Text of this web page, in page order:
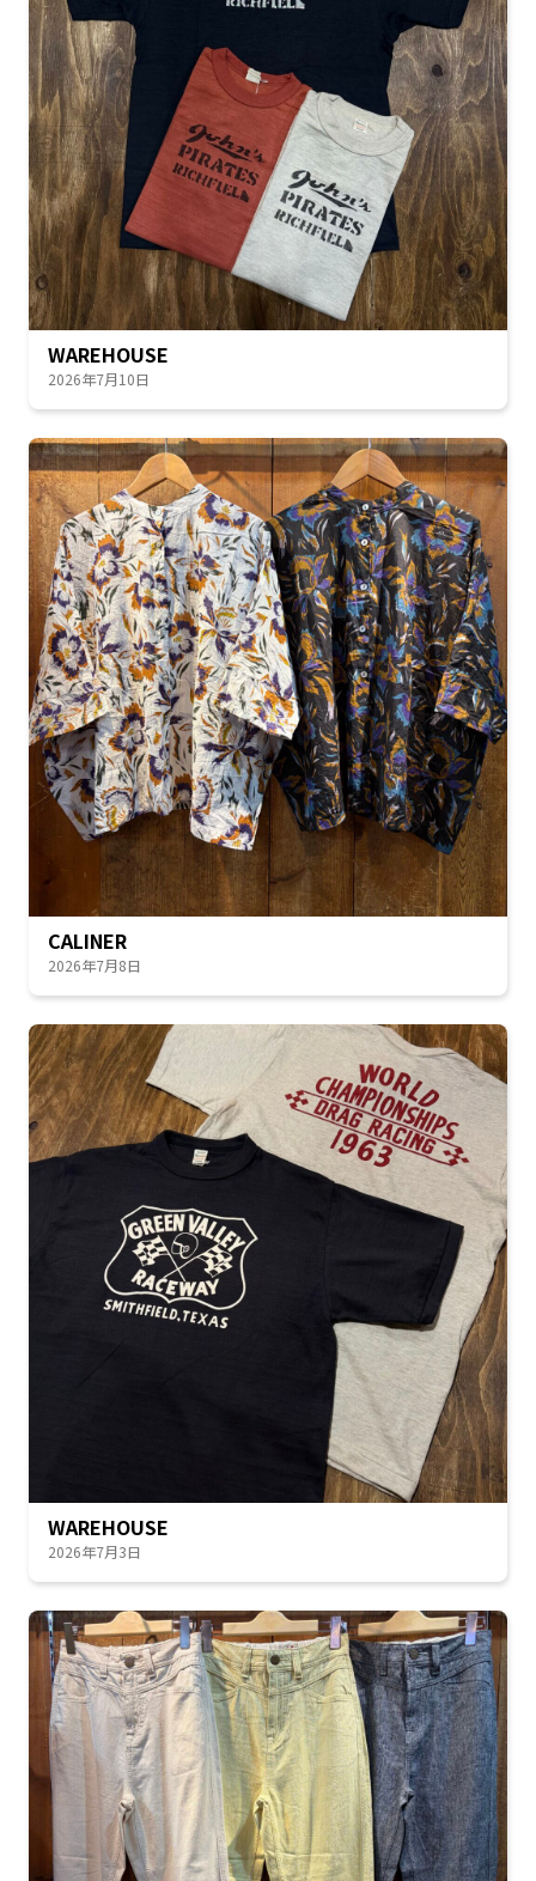
WAREHOUSE
2026年7月10日
CALINER
2026年7月8日
WAREHOUSE
2026年7月3日